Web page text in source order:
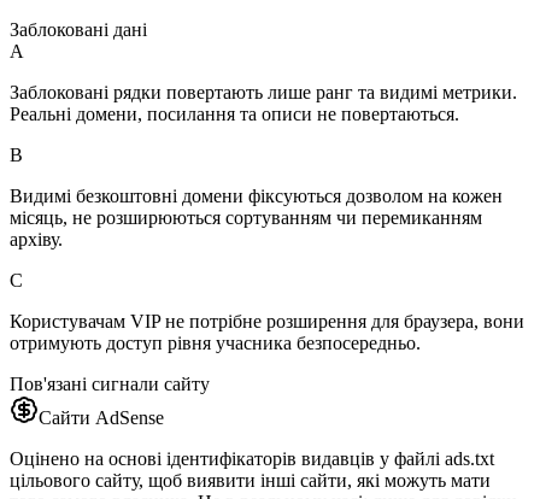
Заблоковані дані
A
Заблоковані рядки повертають лише ранг та видимі метрики.
Реальні домени, посилання та описи не повертаються.
B
Видимі безкоштовні домени фіксуються дозволом на кожен
місяць, не розширюються сортуванням чи перемиканням
архіву.
C
Користувачам VIP не потрібне розширення для браузера, вони
отримують доступ рівня учасника безпосередньо.
Пов'язані сигнали сайту
Сайти AdSense
Оцінено на основі ідентифікаторів видавців у файлі ads.txt
цільового сайту, щоб виявити інші сайти, які можуть мати